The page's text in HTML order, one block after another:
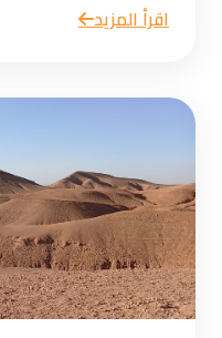
اقرأ المزيد